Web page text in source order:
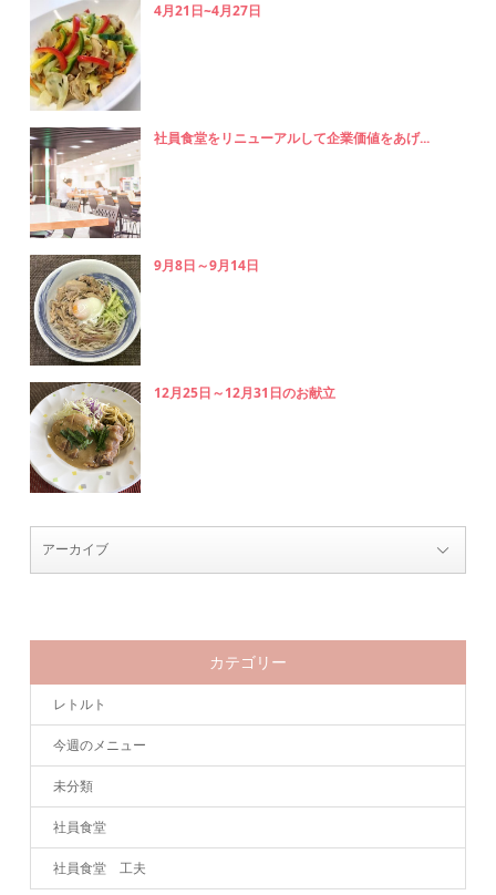
4月21日~4月27日
社員食堂をリニューアルして企業価値をあげ...
9月8日～9月14日
12月25日～12月31日のお献立
カテゴリー
レトルト
今週のメニュー
未分類
社員食堂
社員食堂 工夫